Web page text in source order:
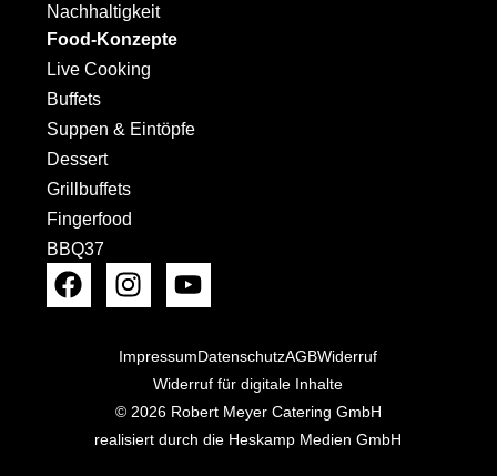
Nachhaltigkeit
Food-Konzepte
Live Cooking
Buffets
Suppen & Eintöpfe
Dessert
Grillbuffets
Fingerfood
BBQ37
ImpressumDatenschutzAGBWiderruf
Widerruf für digitale Inhalte
© 2026 Robert Meyer Catering GmbH
realisiert durch die Heskamp Medien GmbH